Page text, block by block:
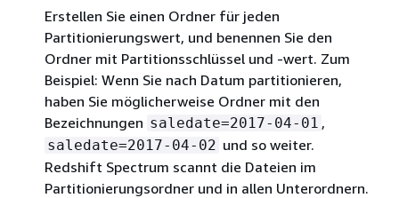
Erstellen Sie einen Ordner für jeden
Partitionierungswert, und benennen Sie den
Ordner mit Partitionsschlüssel und -wert. Zum
Beispiel: Wenn Sie nach Datum partitionieren,
haben Sie möglicherweise Ordner mit den
Bezeichnungen saledate=2017-04-01 ,
saledate=2017-04-02 und so weiter.
Redshift Spectrum scannt die Dateien im
Partitionierungsordner und in allen Unterordnern.